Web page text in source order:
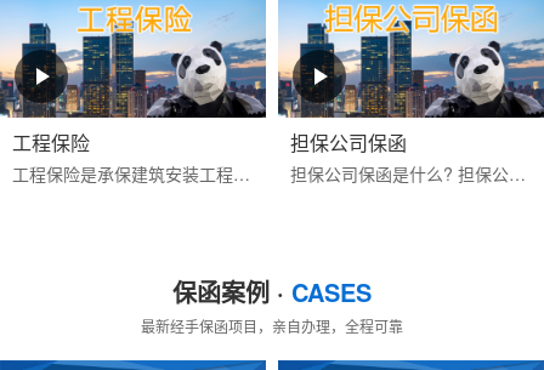
工程保险
工程保险是承保建筑安装工程期间一切意外物质损失和对第三人经济赔偿责任的保险。包括建筑工程一切险与安装工程一切险,属综合性保险。保险标的为工程项目主体、工程用的机械...
担保公司保函
担保公司保函是什么? 担保公司保函是指担保公司应客户的申请而开立的有担保性质的书面承诺文件，一旦申请人未按其与受益人签订的合同的约定偿还债务或履行约定义务时，由担...
保函案例 · CASES
最新经手保函项目，亲自办理，全程可靠